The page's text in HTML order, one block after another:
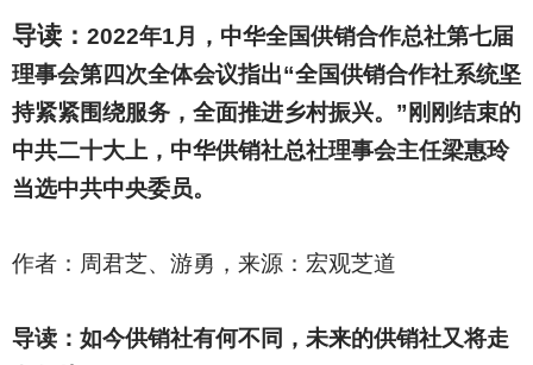
导读： 2022年1月，中华全国供销合作总社第七届
理事会第四次全体会议指出“全国供销合作社系统坚
持紧紧围绕服务，全面推进乡村振兴。”刚刚结束的
中共二十大上，中华供销社总社理事会主任梁惠玲
当选中共中央委员。
作者： 周君芝、游勇，来源：宏观芝道
导读：如今供销社有何不同，未来的供销社又将走